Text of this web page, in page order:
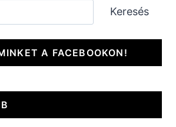
Keresés
A FACEBOOKON!